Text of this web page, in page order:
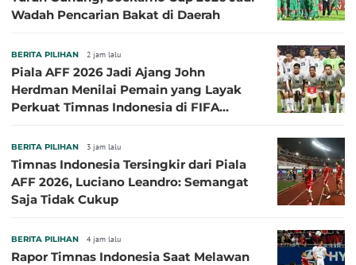
Wadah Pencarian Bakat di Daerah
BERITA PILIHAN 2 jam lalu
Piala AFF 2026 Jadi Ajang John
Herdman Menilai Pemain yang Layak
Perkuat Timnas Indonesia di FIFA
BERITA PILIHAN 3 jam lalu
Timnas Indonesia Tersingkir dari Piala
AFF 2026, Luciano Leandro: Semangat
Saja Tidak Cukup
BERITA PILIHAN 4 jam lalu
Rapor Timnas Indonesia Saat Melawan